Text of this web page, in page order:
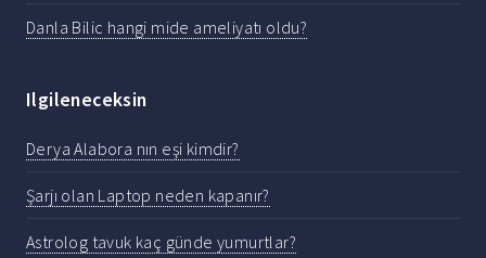
Danla Bilic hangi mide ameliyatı oldu?
Ilgileneceksin
Derya Alabora nın eşi kimdir?
Şarjı olan Laptop neden kapanır?
Astrolog tavuk kaç günde yumurtlar?